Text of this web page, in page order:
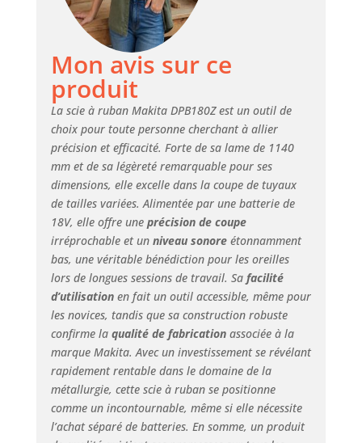
Mon avis sur ce
produit
La scie à ruban Makita DPB180Z est un outil de
choix pour toute personne cherchant à allier
précision et efficacité. Forte de sa lame de 1140
mm et de sa légèreté remarquable pour ses
dimensions, elle excelle dans la coupe de tuyaux
de tailles variées. Alimentée par une batterie de
18V, elle offre une précision de coupe
irréprochable et un niveau sonoreétonnamment
bas, une véritable bénédiction pour les oreilles
lors de longues sessions de travail. Sa facilité
d’utilisationen fait un outil accessible, même pour
les novices, tandis que sa construction robuste
confirme la qualité de fabricationassociée à la
marque Makita. Avec un investissement se révélant
rapidement rentable dans le domaine de la
métallurgie, cette scie à ruban se positionne
comme un incontournable, même si elle nécessite
l’achat séparé de batteries. En somme, un produit